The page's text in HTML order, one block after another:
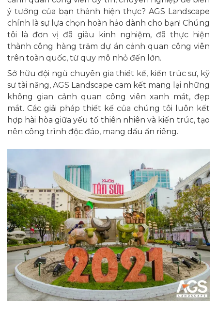
ý tưởng của bạn thành hiện thực? AGS Landscape
chính là sự lựa chọn hoàn hảo dành cho bạn! Chúng
tôi là đơn vị đã giàu kinh nghiệm, đã thực hiện
thành công hàng trăm dự án cảnh quan công viên
trên toàn quốc, từ quy mô nhỏ đến lớn.
Sở hữu đội ngũ chuyên gia thiết kế, kiến trúc sư, kỹ
sư tài năng, AGS Landscape cam kết mang lại những
không gian cảnh quan công viên xanh mát, đẹp
mắt. Các giải pháp thiết kế của chúng tôi luôn kết
hợp hài hòa giữa yếu tố thiên nhiên và kiến trúc, tạo
nên công trình độc đáo, mang dấu ấn riêng.